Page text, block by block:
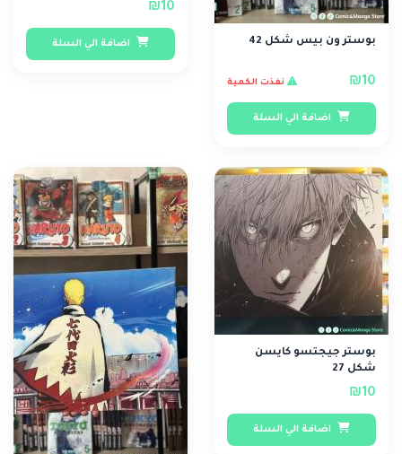
بوستر ون بيس شكل 42
₪10 نفذت الكمية
اضافة الي السلة
₪10
اضافة الي السلة
بوستر جيجتسو كايسن
شكل 27
₪10
اضافة الي السلة